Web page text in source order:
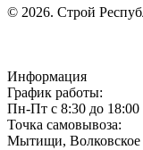
© 2026. Строй
Информация
График работы:
Пн-Пт с 8:30 до 18:00
Точка самовывоза:
Мытищи, Волковское